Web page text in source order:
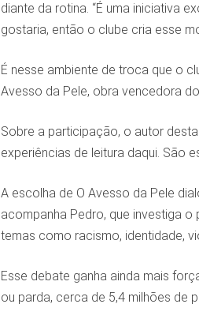
diante da rotina. “É uma iniciativa
gostaria, então o clube cria esse
É nesse ambiente de troca que o
Avesso da Pele, obra vencedora
Sobre a participação, o autor
experiências de leitura daqui. São
A escolha de O Avesso da Pele
acompanha Pedro, que investiga
temas como racismo, identidade,
Esse debate ganha ainda mais
ou parda, cerca de 5,4 milhões de